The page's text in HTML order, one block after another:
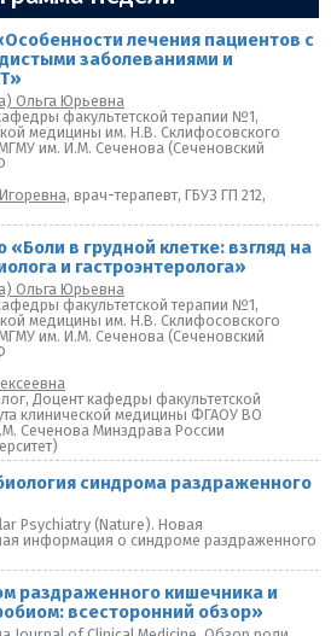
лечения пациентов с
заболеваниями и
Ольга Юрьевна
факультетской терапии №1,
медицины им. Н.В. Склифосовского
им. И.М. Сеченова (Сеченовский
врач-терапевт, ГБУЗ ГП 212,
в грудной клетке: взгляд на
и гастроэнтеролога»
Ольга Юрьевна
факультетской терапии №1,
медицины им. Н.В. Склифосовского
им. И.М. Сеченова (Сеченовский
Доцент кафедры факультетской
клинической медицины ФГАОУ ВО
Сеченова Минздрава России
синдрома раздраженного
Psychiatry (Nature). Новая
информация о синдроме раздраженного
раздраженного кишечника и
всесторонний обзор»